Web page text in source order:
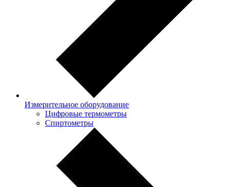
Измерительное оборудование
Цифровые термометры
Спиртометры